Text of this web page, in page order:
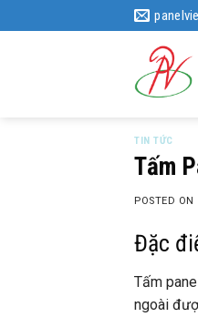
to
TIN TỨC
Tấm
POSTED ON
Đặc
Tấm
ngoài